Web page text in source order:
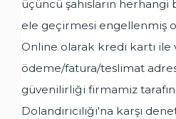
üçüncü şahısların
ele geçirmesi engellenmiş
Online olarak kredi kartı ile
ödeme/fatura/teslimat
güvenilirliği firmamiz
Dolandırıcılığı'na karşı